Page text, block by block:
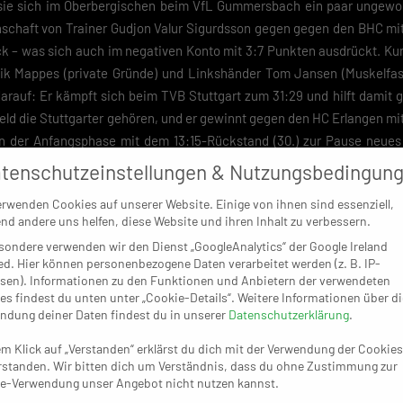
sich im Oberbergischen beim VfL Gummersbach ein paar
von Trainer Gudjon Valur Sigurdsson gegen gegen den BHC
– was sich auch im negativen Konto mit 3:7 Punkten ausdrückt.
Mappes (private Gründe) und Linkshänder Tom Jansen
Er kämpft sich beim TVB Stuttgart zum 31:29 und hilft damit
die Stuttgarter gehören, und er gewinnt gegen den HC Erlangen
Anfangsphase mit dem 13:15-Rückstand (30.) zur Pause
wieder der Ausgleich, ehe die Partie ab dem 18:17 (35.) zu kippen
zum ersten Mal etwas befreien und zum zweiten Mal vom
anschließend auf der Zielgeraden Julian Köster mit dem 26:20
jeweils die Ruhe bewahren und richtige Antworten
mit der Leistung meiner Mannschaft. Wir haben sehr gut
eben sehr stark ist. In der ersten Halbzeit haben wir uns gegen die
ersten Halbzeit verlieren wir dann mit drei Toren, aber insgesamt
Wir kommen auch gut aus der Halbzeit raus mit einem
ein bisschen Vorsprung. Ich könnte heute viele Leute
Die ganze Mannschaft hat sich ein Lob verdient.“
&
Cookies auf unserer Website. Einige von ihnen sind essenziell,
andere uns helfen, diese Website und ihren Inhalt zu verbessern.
verwenden wir den Dienst „GoogleAnalytics“ der Google Ireland
Hier können personenbezogene Daten verarbeitet werden (z. B. IP-
Informationen zu den Funktionen und Anbietern der verwendeten
findest du unten unter „Cookie-Details“. Weitere Informationen über
deiner Daten findest du in unserer Datenschutzerklärung.
Klick auf „Verstanden“ erklärst du dich mit der Verwendung der Cookies
Wir bitten dich um Verständnis, dass du ohne Zustimmung zur
Verwendung unser Angebot nicht nutzen kannst.